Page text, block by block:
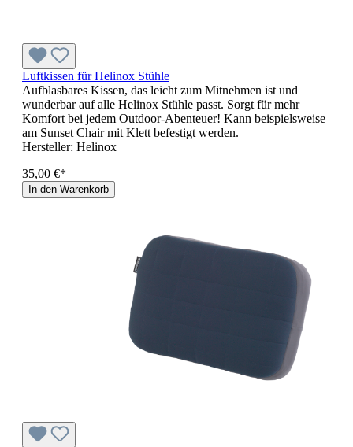
Luftkissen für Helinox Stühle
Aufblasbares Kissen, das leicht zum Mitnehmen ist und
wunderbar auf alle Helinox Stühle passt. Sorgt für mehr
Komfort bei jedem Outdoor-Abenteuer! Kann beispielsweise
am Sunset Chair mit Klett befestigt werden.
Hersteller: Helinox
35,00 €*
In den Warenkorb